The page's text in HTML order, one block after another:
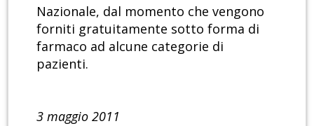
Nazionale, dal momento che vengono
forniti gratuitamente sotto forma di
farmaco ad alcune categorie di
pazienti.
3 maggio 2011